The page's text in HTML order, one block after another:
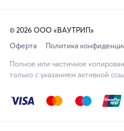
© 2026 ООО «ВАУТРИП»
Оферта
Политика
Полное или частичное
только с указанием активной